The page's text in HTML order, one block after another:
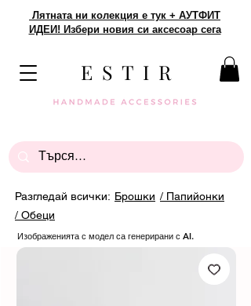
Лятната ни колекция е тук + АУТФИТ
ИДЕИ! Избери новия си аксесоар сега
E S T I R
Разгледай всички: Брошки / Папийонки
/ Обеци
Изображенията с модел са генерирани с AI.